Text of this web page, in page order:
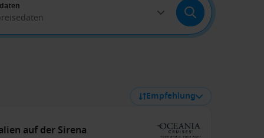
Empfehlung
auf der Sirena